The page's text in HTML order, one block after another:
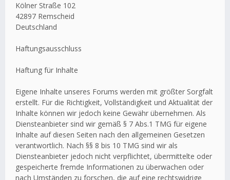
Kölner Straße 102
42897 Remscheid
Deutschland
Haftungsausschluss
Haftung für Inhalte
Eigene Inhalte unseres Forums werden mit größter Sorgfalt
erstellt. Für die Richtigkeit, Vollständigkeit und Aktualität der
Inhalte können wir jedoch keine Gewähr übernehmen. Als
Diensteanbieter sind wir gemäß § 7 Abs.1 TMG für eigene
Inhalte auf diesen Seiten nach den allgemeinen Gesetzen
verantwortlich. Nach §§ 8 bis 10 TMG sind wir als
Diensteanbieter jedoch nicht verpflichtet, übermittelte oder
gespeicherte fremde Informationen zu überwachen oder
nach Umständen zu forschen, die auf eine rechtswidrige